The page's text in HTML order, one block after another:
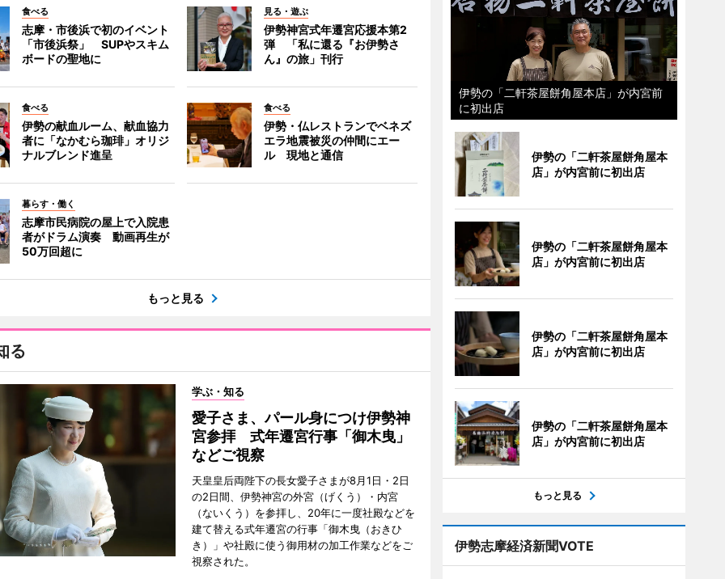
食べる
志摩・市後浜で初のイベント
「市後浜祭」 SUPやスキム
ボードの聖地に
見る・遊ぶ
伊勢神宮式年遷宮応援本第2
弾 「私に還る『お伊勢さ
ん』の旅」刊行
食べる
伊勢の献血ルーム、献血協力
者に「なかむら珈琲」オリジ
ナルブレンド進呈
食べる
伊勢・仏レストランでベネズ
エラ地震被災の仲間にエー
ル 現地と通信
暮らす・働く
志摩市民病院の屋上で入院患
者がドラム演奏 動画再生が
50万回超に
もっと見る
る
学ぶ・知る
愛子さま、パール身につけ伊勢神
宮参拝 式年遷宮行事「御木曳」
などご視察
天皇皇后両陛下の長女愛子さまが8月1日・2日
の2日間、伊勢神宮の外宮（げくう）・内宮
（ないくう）を参拝し、20年に一度社殿などを
建て替える式年遷宮の行事「御木曳（おきひ
き）」や社殿に使う御用材の加工作業などをご
視察された。
伊勢の「二軒茶屋餅角屋本店」が内宮前
に初出店
伊勢の「二軒茶屋餅角屋本
店」が内宮前に初出店
伊勢の「二軒茶屋餅角屋本
店」が内宮前に初出店
伊勢の「二軒茶屋餅角屋本
店」が内宮前に初出店
伊勢の「二軒茶屋餅角屋本
店」が内宮前に初出店
もっと見る
伊勢志摩経済新聞VOTE